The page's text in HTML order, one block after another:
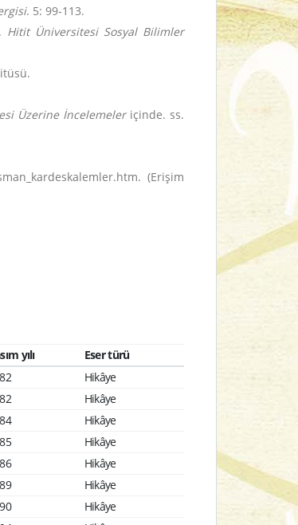
. 5: 99-113.
Hitit Üniversitesi Sosyal Bilimler
Üzerine İncelemeleriçinde. ss.
(Erişim
yılı
Eser türü
Hikâye
Hikâye
Hikâye
Hikâye
Hikâye
Hikâye
Hikâye